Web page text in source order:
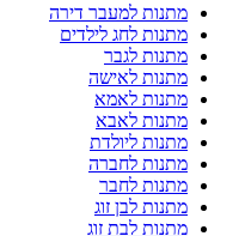
מתנות למעבר דירה
מתנות לחג לילדים
מתנות לגבר
מתנות לאישה
מתנות לאמא
מתנות לאבא
מתנות ליולדת
מתנות לחברה
מתנות לחבר
מתנות לבן זוג
מתנות לבת זוג